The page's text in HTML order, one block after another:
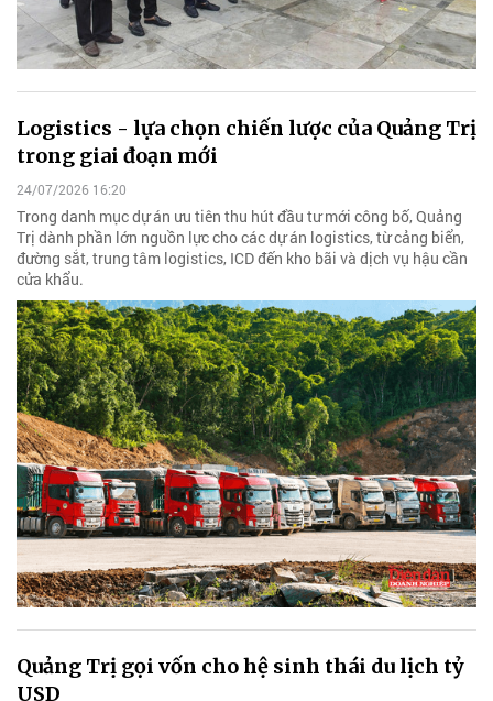
Logistics - lựa chọn chiến lược của Quảng Trị
trong giai đoạn mới
24/07/2026 16:20
Trong danh mục dự án ưu tiên thu hút đầu tư mới công bố, Quảng
Trị dành phần lớn nguồn lực cho các dự án logistics, từ cảng biển,
đường sắt, trung tâm logistics, ICD đến kho bãi và dịch vụ hậu cần
cửa khẩu.
Quảng Trị gọi vốn cho hệ sinh thái du lịch tỷ
USD